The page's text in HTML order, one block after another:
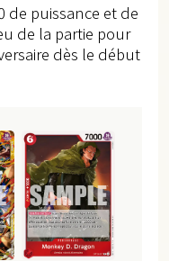
de puissance et de
de la partie pour
dès le début